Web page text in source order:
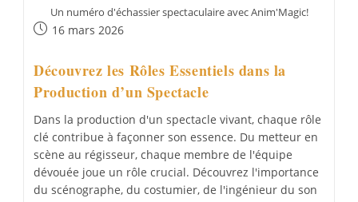
Associatif
Un numéro d'échassier spectaculaire avec Anim'Magic!
Publication
16 mars 2026
Découvrez les Rôles Essentiels dans la
Production d’un Spectacle
Dans la production d'un spectacle vivant, chaque rôle
clé contribue à façonner son essence. Du metteur en
scène au régisseur, chaque membre de l'équipe
dévouée joue un rôle crucial. Découvrez l'importance
du scénographe, du costumier, de l'ingénieur du son